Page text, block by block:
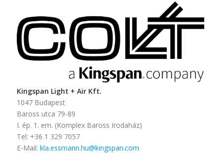
Kingspan Light + Air Kft.
1047 Budapest
Baross utca 79-89
I. ép. 1. em. (Komplex Baross Irodaház)
Tel: +36 1 329 7057
E-Mail: kla.essmann.hu@kingspan.com